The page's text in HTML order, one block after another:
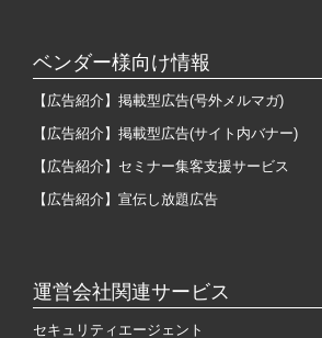
ベンダー様向け情報
【広告紹介】掲載型広告(号外メルマガ)
【広告紹介】掲載型広告(サイト内バナー)
【広告紹介】セミナー集客支援サービス
【広告紹介】宣伝し放題広告
運営会社関連サービス
セキュリティエージェント